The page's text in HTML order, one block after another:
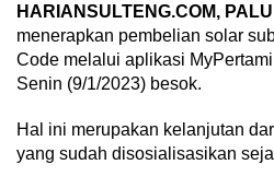
HARIANSULTENG.COM, PALU
menerapkan pembelian solar
Code melalui aplikasi
Senin (9/1/2023) besok.
Hal ini merupakan kelanjutan
yang sudah disosialisasikan